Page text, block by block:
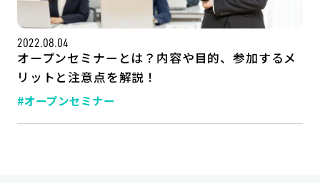
2022.08.04
オープンセミナーとは？内容や目的、参加するメ
リットと注意点を解説！
#オープンセミナー